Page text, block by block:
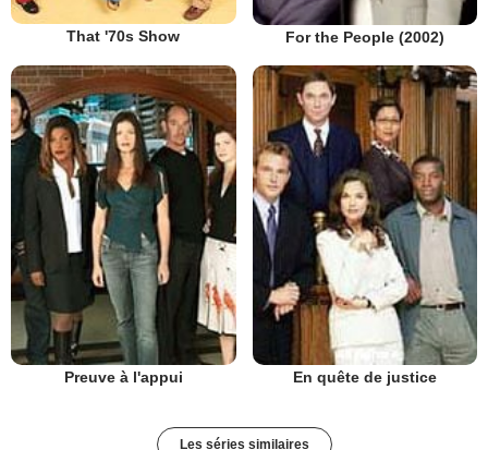
That '70s Show For the People (2002)
Preuve à l'appui En quête de justice
Les séries similaires